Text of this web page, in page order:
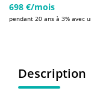
698 €/mois
pendant 20 ans à 3% avec
Description